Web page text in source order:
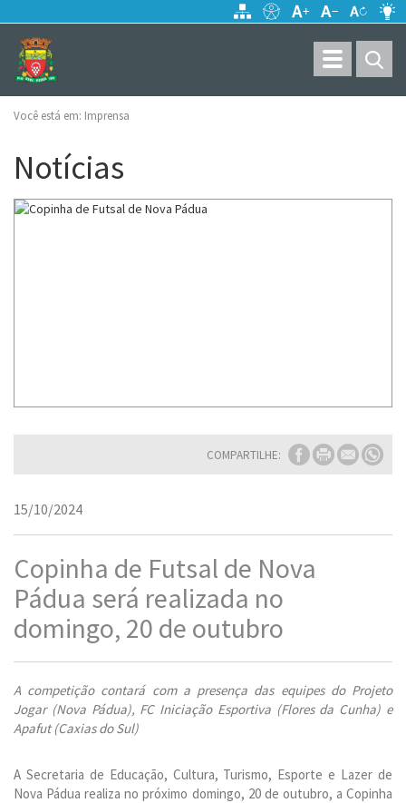
Toggle
navigation
Você está em: Imprensa
Notícias
COMPARTILHE:
15/10/2024
Copinha de Futsal de Nova
Pádua será realizada no
domingo, 20 de outubro
A competição contará com a presença das equipes do Projeto
Jogar (Nova Pádua), FC Iniciação Esportiva (Flores da Cunha) e
Apafut (Caxias do Sul)
A Secretaria de Educação, Cultura, Turismo, Esporte e Lazer de
Nova Pádua realiza no próximo domingo, 20 de outubro, a Copinha